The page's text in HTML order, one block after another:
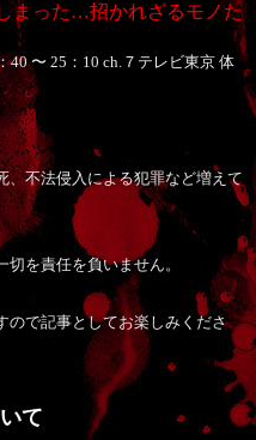
まった…招かれざるモノた
40 〜 25：10 ch.７テレビ東京 体
、不法侵入による犯罪など増えて
を責任を負いません。
ので記事としてお楽しみくださ
て